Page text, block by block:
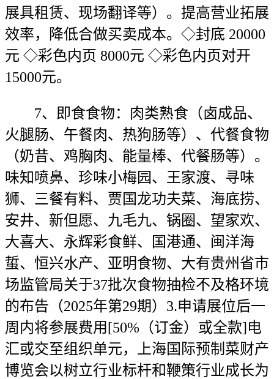
展具租赁、现场翻译等）。提高营业拓展
效率，降低合做买卖成本。◇封底 20000
元 ◇彩色内页 8000元 ◇彩色内页对开
15000元。
7、即食食物：肉类熟食（卤成品、
火腿肠、午餐肉、热狗肠等）、代餐食物
（奶昔、鸡胸肉、能量棒、代餐肠等）。
味知喷鼻、珍味小梅园、王家渡、寻味
狮、三餐有料、贾国龙功夫菜、海底捞、
安井、新但愿、九毛九、锅圈、望家欢、
大喜大、永辉彩食鲜、国港通、闽洋海
蜇、恒兴水产、亚明食物、大有贵州省市
场监管局关于37批次食物抽检不及格环境
的布告（2025年第29期）3.申请展位后一
周内将参展费用[50%（订金）或全款]电
汇或交至组织单元，上海国际预制菜财产
博览会以树立行业标杆和鞭策行业成长为